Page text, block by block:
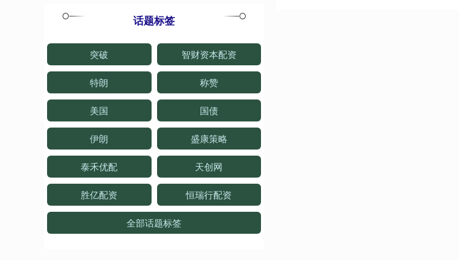
话题标签
突破 智财资本配资
特朗 称赞
美国 国债
伊朗 盛康策略
泰禾优配 天创网
胜亿配资 恒瑞行配资
全部话题标签